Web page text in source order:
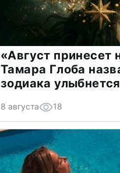
«Август принесет
Тамара Глоба
зодиака
8 августа 18